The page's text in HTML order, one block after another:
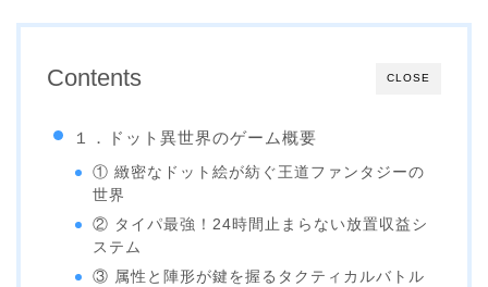
CLOSE
Contents
１．ドット異世界のゲーム概要
① 緻密なドット絵が紡ぐ王道ファンタジーの
世界
② タイパ最強！24時間止まらない放置収益シ
ステム
③ 属性と陣形が鍵を握るタクティカルバトル